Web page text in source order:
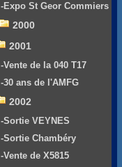
-Expo St Geor Commiers
2000
2001
-Vente de la 040 T17
-30 ans de l'AMFG
2002
-Sortie VEYNES
-Sortie Chambéry
-Vente de X5815